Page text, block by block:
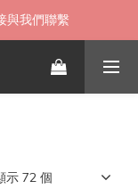
與我們聯繫
表】
折】
示 72 個